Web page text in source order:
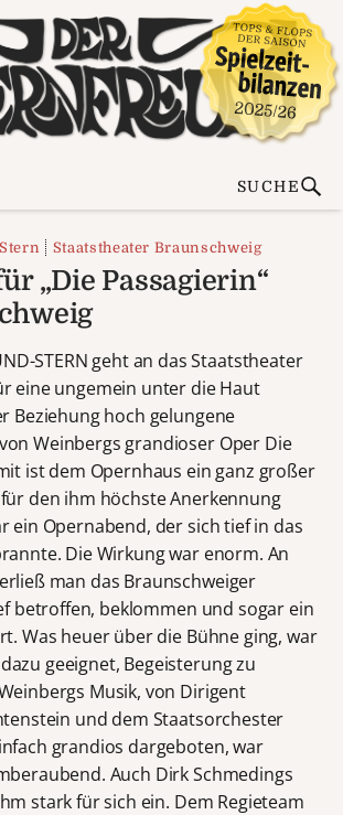
SUCHE
Staatstheater Braunschweig
„Die Passagierin“
STERN geht an das Staatstheater
eine ungemein unter die Haut
Beziehung hoch gelungene
Weinbergs grandioser Oper Die
ist dem Opernhaus ein ganz großer
den ihm höchste Anerkennung
ein Opernabend, der sich tief in das
Die Wirkung war enorm. An
man das Braunschweiger
betroffen, beklommen und sogar ein
Was heuer über die Bühne ging, war
geeignet, Begeisterung zu
Musik, von Dirigent
und dem Staatsorchester
grandios dargeboten, war
Auch Dirk Schmedings
stark für sich ein. Dem Regieteam